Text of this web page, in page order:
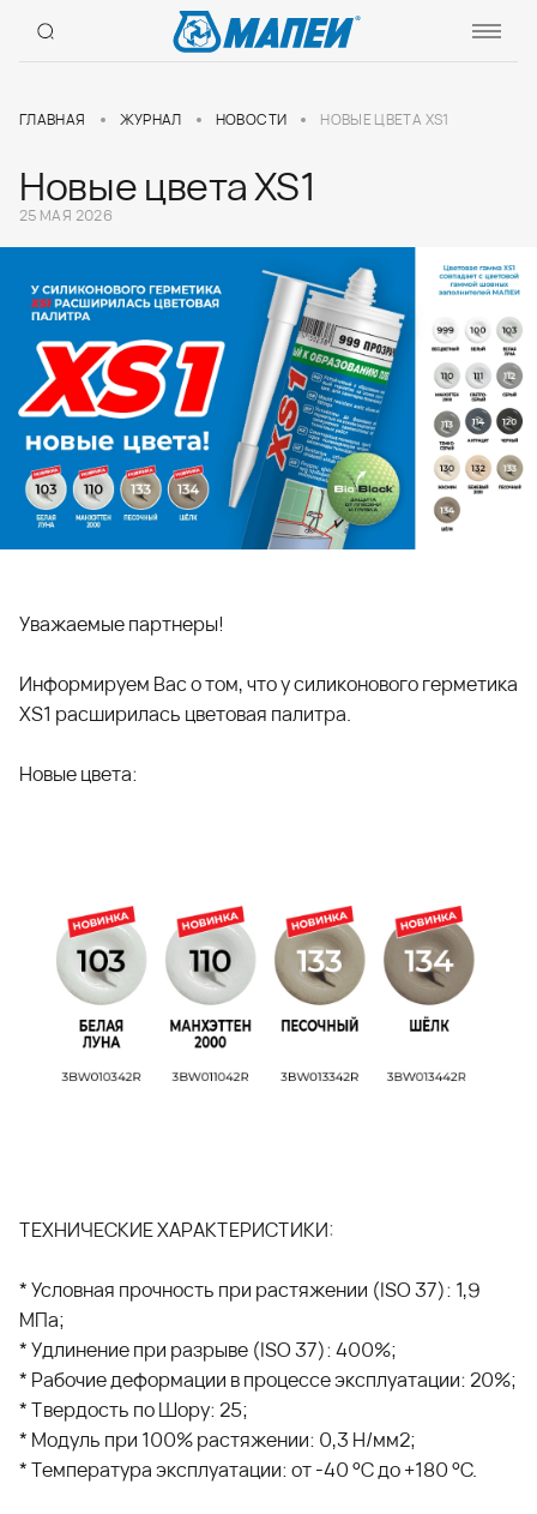
ГЛАВНАЯ ЖУРНАЛ НОВОСТИ НОВЫЕ ЦВЕТА XS1
Новые цвета XS1
25 МАЯ 2026
Уважаемые партнеры!
Информируем Вас о том, что у силиконового герметика
XS1 расширилась цветовая палитра.
Новые цвета:
ТЕХНИЧЕСКИЕ ХАРАКТЕРИСТИКИ:
* Условная прочность при растяжении (ISO 37): 1,9
МПа;
* Удлинение при разрыве (ISO 37): 400%;
* Рабочие деформации в процессе эксплуатации: 20%;
* Твердость по Шору: 25;
* Модуль при 100% растяжении: 0,3 Н/мм2;
* Температура эксплуатации: от -40 °С до +180 °С.